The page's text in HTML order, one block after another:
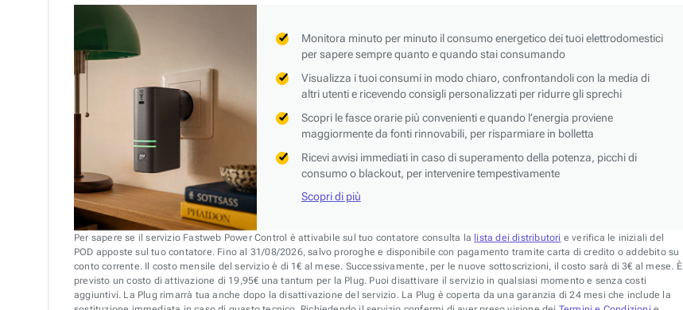
Monitora minuto per minuto il consumo energetico dei tuoi elettrodomestici
per sapere sempre quanto e quando stai consumando
Visualizza i tuoi consumi in modo chiaro, confrontandoli con la media di
altri utenti e ricevendo consigli personalizzati per ridurre gli sprechi
Scopri le fasce orarie più convenienti e quando l’energia proviene
maggiormente da fonti rinnovabili, per risparmiare in bolletta
Ricevi avvisi immediati in caso di superamento della potenza, picchi di
consumo o blackout, per intervenire tempestivamente
Scopri di più
Per sapere se il servizio Fastweb Power Control è attivabile sul tuo contatore consulta la lista dei distributori e verifica le iniziali del
POD apposte sul tuo contatore. Fino al 31/08/2026, salvo proroghe e disponibile con pagamento tramite carta di credito o addebito su
conto corrente. Il costo mensile del servizio è di 1€ al mese. Successivamente, per le nuove sottoscrizioni, il costo sarà di 3€ al mese. È
previsto un costo di attivazione di 19,95€ una tantum per la Plug. Puoi disattivare il servizio in qualsiasi momento e senza costi
aggiuntivi. La Plug rimarrà tua anche dopo la disattivazione del servizio. La Plug è coperta da una garanzia di 24 mesi che include la